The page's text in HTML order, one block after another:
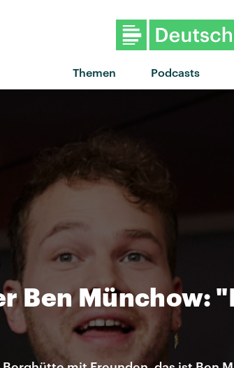
Themen Podcasts
Ben Münchow: